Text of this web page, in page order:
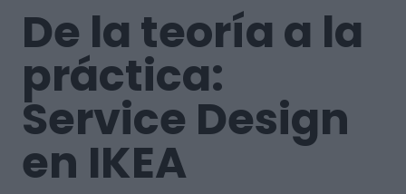
EMPRESAS
BLOG
CONTACTO
De la teoría a la
práctica:
Service Design
en IKEA